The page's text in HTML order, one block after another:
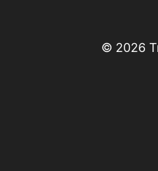
© 2026